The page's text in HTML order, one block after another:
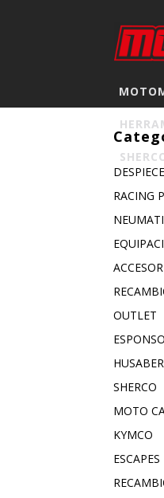
RACING
OUTLET
SHERCO
MOTO
KYMCO
ESCAPES